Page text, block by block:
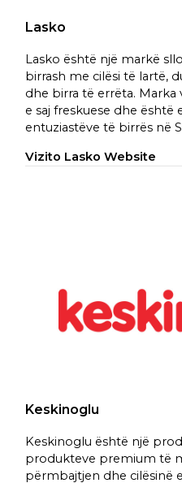
Lasko
Lasko është një markë
birrash me cilësi të lartë,
dhe birra të errëta.
e saj freskuese dhe është
entuziastëve të birrës në
Vizito Lasko Website
Keskinoglu
Keskinoglu është një
produkteve premium të
përmbajtjen dhe cilësinë